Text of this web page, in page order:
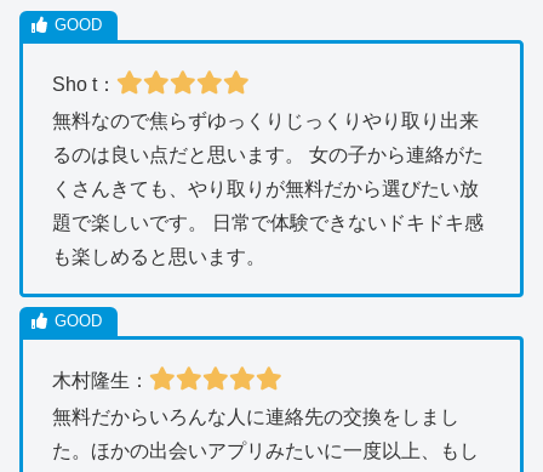
Sho t：
無料なので焦らずゆっくりじっくりやり取り出来
るのは良い点だと思います。 女の子から連絡がた
くさんきても、やり取りが無料だから選びたい放
題で楽しいです。 日常で体験できないドキドキ感
も楽しめると思います。
木村隆生：
無料だからいろんな人に連絡先の交換をしまし
た。ほかの出会いアプリみたいに一度以上、もし